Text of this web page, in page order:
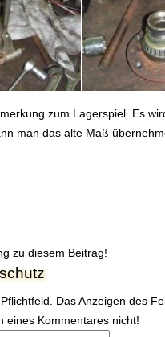
zum Lagerspiel. Es
man das alte Maß
Federbeine vorne überholen
zu diesem Beitrag!
Das Anzeigen des
eines Kommentares nicht!